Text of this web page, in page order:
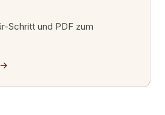
Schritt und PDF zum
→